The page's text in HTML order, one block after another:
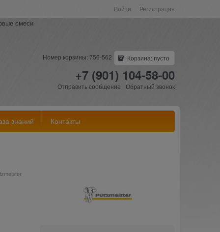
Войти Регистрация
смеси
Номер корзины: 756-562 Корзина: пусто
+7 (901) 104-58-00
Отправить сообщение Обратный звонок
знаний Контакты